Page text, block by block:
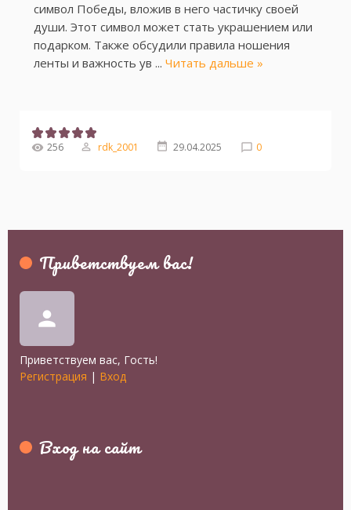
символ Победы, вложив в него частичку своей
души. Этот символ может стать украшением или
подарком. Также обсудили правила ношения
ленты и важность ув ... Читать дальше »
256 rdk_2001 29.04.2025 0
Приветствуем вас!
person
Приветствуем вас, Гость!
Регистрация | Вход
Вход на сайт